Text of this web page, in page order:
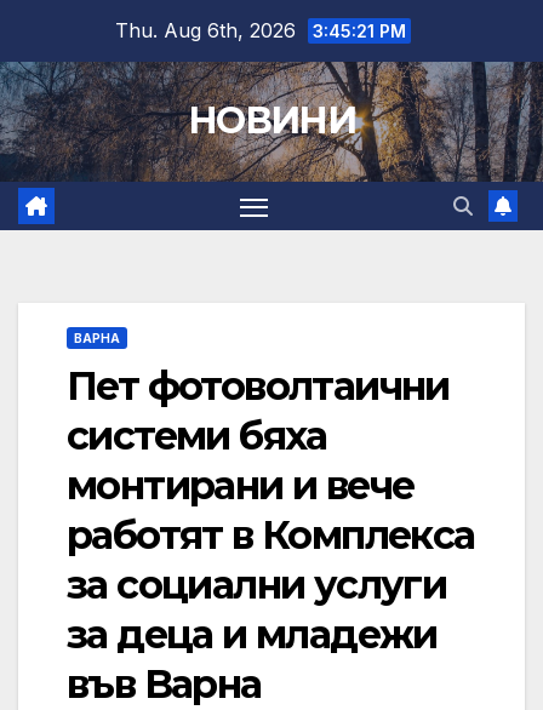
content
Thu. Aug 6th, 2026 3:45:22 PM
НОВИНИ
ВАРНА
Пет фотоволтаични
системи бяха
монтирани и вече
работят в Комплекса
за социални услуги
за деца и младежи
във Варна